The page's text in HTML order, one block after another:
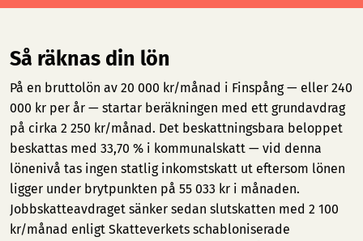
Så räknas din lön
På en bruttolön av 20 000 kr/månad i Finspång — eller 240
000 kr per år — startar beräkningen med ett grundavdrag
på cirka 2 250 kr/månad. Det beskattningsbara beloppet
beskattas med 33,70 % i kommunalskatt — vid denna
lönenivå tas ingen statlig inkomstskatt ut eftersom lönen
ligger under brytpunkten på 55 033 kr i månaden.
Jobbskatteavdraget sänker sedan slutskatten med 2 100
kr/månad enligt Skatteverkets schabloniserade